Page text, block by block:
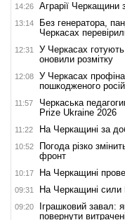
14:26 Аграрії Черкащини
13:14
Без генератора,
Черкасах
12:31
У Черкасах
оновили розмітку
12:08
У Черкасах
пошкодженого
11:57
Черкаська
Prize Ukraine 2026
11:22 На Черкащині за
10:52
Погода різко
фронт
10:17 На Черкащині
09:31 На Черкащині сили
09:20
Іграшковий завал:
повернути